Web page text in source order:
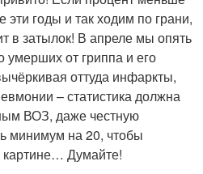
годы и так ходим по грани,
в затылок! В апреле мы опять
умерших от гриппа и его
оттуда инфаркты,
– статистика должна
ВОЗ, даже честную
минимум на 20, чтобы
картине… Думайте!